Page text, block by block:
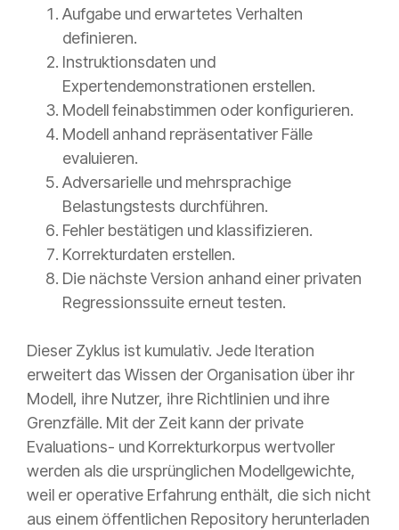
Aufgabe und erwartetes Verhalten
definieren.
Instruktionsdaten und
Expertendemonstrationen erstellen.
Modell feinabstimmen oder konfigurieren.
Modell anhand repräsentativer Fälle
evaluieren.
Adversarielle und mehrsprachige
Belastungstests durchführen.
Fehler bestätigen und klassifizieren.
Korrekturdaten erstellen.
Die nächste Version anhand einer privaten
Regressionssuite erneut testen.
Dieser Zyklus ist kumulativ. Jede Iteration
erweitert das Wissen der Organisation über ihr
Modell, ihre Nutzer, ihre Richtlinien und ihre
Grenzfälle. Mit der Zeit kann der private
Evaluations- und Korrekturkorpus wertvoller
werden als die ursprünglichen Modellgewichte,
weil er operative Erfahrung enthält, die sich nicht
aus einem öffentlichen Repository herunterladen